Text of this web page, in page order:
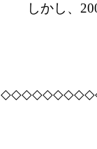
しかし、